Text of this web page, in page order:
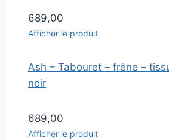
689,00
Afficher le produit
Ash – Tabouret – frêne –
noir
689,00
Afficher le produit